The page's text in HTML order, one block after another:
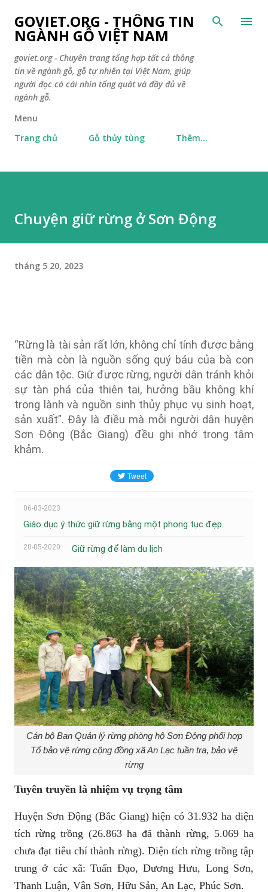
Chuyển đến nội dung chính
GOVIET.ORG - THÔNG TIN
NGÀNH GỖ VIỆT NAM
goviet.org - Chuyên trang tổng hợp tất cả thông
tin về ngành gỗ, gỗ tự nhiên tại Việt Nam, giúp
người đọc có cái nhìn tổng quát và đầy đủ về
ngành gỗ.
Menu
Trang chủ
Gỗ thủy tùng Thêm…
Chuyện giữ rừng ở Sơn Động
tháng 5 20, 2023
“Rừng là tài sản rất lớn, không chỉ tính được bằng
tiền mà còn là nguồn sống quý báu của bà con
các dân tộc. Giữ được rừng, người dân tránh khỏi
sự tàn phá của thiên tai, hưởng bầu không khí
trong lành và nguồn sinh thủy phục vụ sinh hoạt,
sản xuất”. Đây là điều mà mỗi người dân huyện
Sơn Động (Bắc Giang) đều ghi nhớ trong tâm
khảm.
06-03-2023
Giáo dục ý thức giữ rừng bằng một phong tục đẹp
20-05-2020 Giữ rừng để làm du lịch
Cán bộ Ban Quản lý rừng phòng hộ Sơn Động phối hợp
Tổ bảo vệ rừng cộng đồng xã An Lạc tuần tra, bảo vệ
rừng
Tuyên truyền là nhiệm vụ trọng tâm
Huyện Sơn Động (Bắc Giang) hiện có 31.932 ha diện
tích rừng trồng (26.863 ha đã thành rừng, 5.069 ha
chưa đạt tiêu chí thành rừng). Diện tích rừng trồng tập
trung ở các xã: Tuấn Đạo, Dương Hưu, Long Sơn,
Thanh Luận, Vân Sơn, Hữu Sản, An Lạc, Phúc Sơn.